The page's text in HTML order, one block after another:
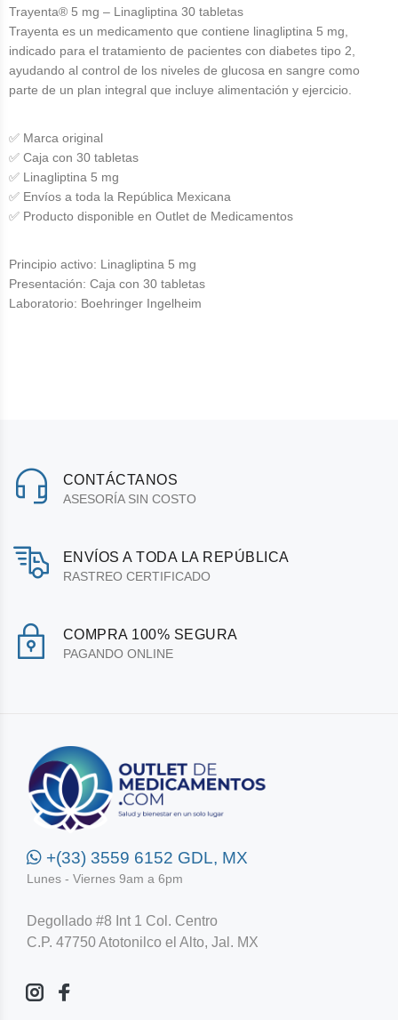
Trayenta® 5 mg – Linagliptina 30 tabletas
Trayenta es un medicamento que contiene linagliptina 5 mg,
indicado para el tratamiento de pacientes con diabetes tipo 2,
ayudando al control de los niveles de glucosa en sangre como
parte de un plan integral que incluye alimentación y ejercicio.
✅ Marca original
✅ Caja con 30 tabletas
✅ Linagliptina 5 mg
✅ Envíos a toda la República Mexicana
✅ Producto disponible en Outlet de Medicamentos
Principio activo: Linagliptina 5 mg
Presentación: Caja con 30 tabletas
Laboratorio: Boehringer Ingelheim
CONTÁCTANOS
ASESORÍA SIN COSTO
ENVÍOS A TODA LA REPÚBLICA
RASTREO CERTIFICADO
COMPRA 100% SEGURA
PAGANDO ONLINE
+(33) 3559 6152 GDL, MX
Lunes - Viernes 9am a 6pm
Degollado #8 Int 1 Col. Centro
C.P. 47750 Atotonilco el Alto, Jal. MX